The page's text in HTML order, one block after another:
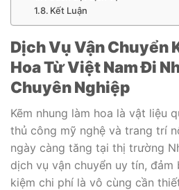
Kết Luận
Dịch Vụ Vận Chuyển
Hoa Từ Việt Nam Đi
Chuyên Nghiệp
Kẽm nhung làm hoa là vật liệu
thủ công mỹ nghệ và trang trí
ngày càng tăng tại thị trường
dịch vụ vận chuyển uy tín,
kiệm chi phí là vô cùng cần